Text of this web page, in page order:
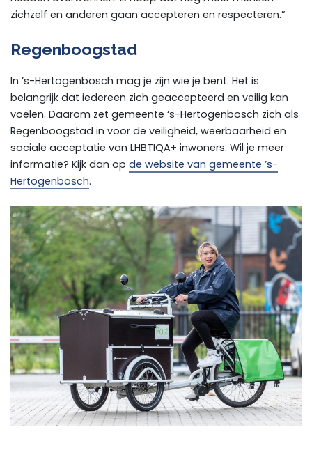
zichzelf en anderen gaan accepteren en respecteren.”
Regenboogstad
In ’s-Hertogenbosch mag je zijn wie je bent. Het is
belangrijk dat iedereen zich geaccepteerd en veilig kan
voelen. Daarom zet gemeente ‘s-Hertogenbosch zich als
Regenboogstad in voor de veiligheid, weerbaarheid en
sociale acceptatie van LHBTIQA+ inwoners. Wil je meer
informatie? Kijk dan op de website van gemeente ’s-
Hertogenbosch.